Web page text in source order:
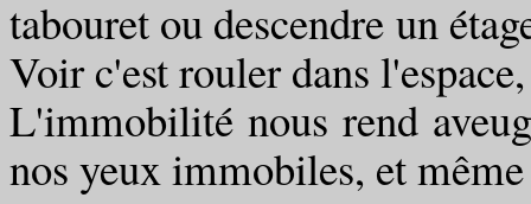
tabouret ou descendre un
Voir c'est rouler dans
L'immobilité nous rend
nos yeux immobiles, et